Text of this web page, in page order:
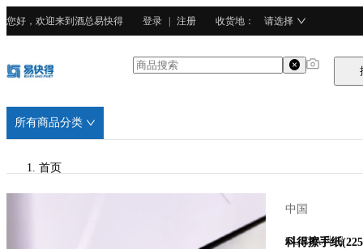
您好，欢迎来到酒总易快得 登录 注册 收货地 ： 请选择
所有商品分类
首页
中国
CURTA科得
科得擦手纸